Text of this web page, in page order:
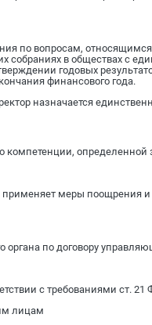
по вопросам,
собраниях в обществах с
годовых
финансового года.
назначается
компетенции, определенной
применяет меры поощрения
органа по договору
с требованиями ст. 21
лицам